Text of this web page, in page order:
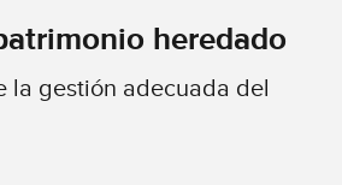
heredado
la gestión adecuada del